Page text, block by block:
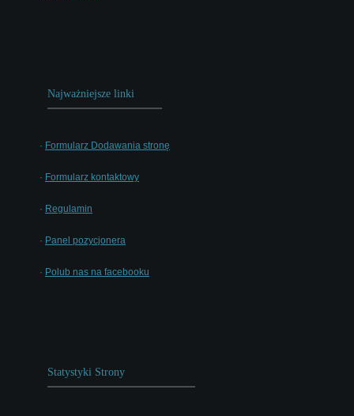
Najważniejsze linki
· Formularz Dodawania stronę
· Formularz kontaktowy
· Regulamin
· Panel pozycjonera
· Polub nas na facebooku
Statystyki Strony